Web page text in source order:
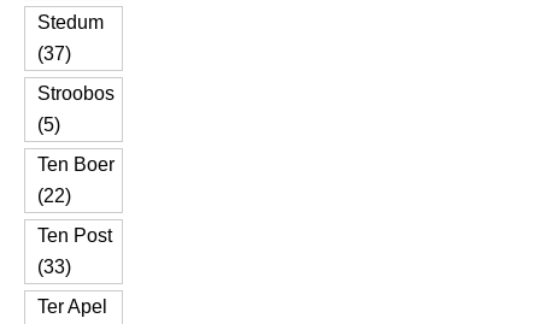
Stedum
(37)
Stroobos
(5)
Ten Boer
(22)
Ten Post
(33)
Ter Apel